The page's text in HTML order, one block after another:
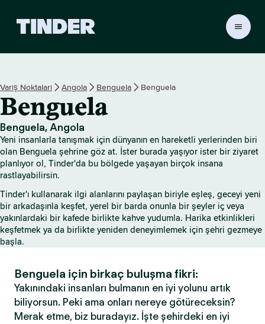
r
A
n
S
a
y
Varış Noktaları Angola Benguela Benguela
Benguela
Benguela, Angola
Yeni insanlarla tanışmak için dünyanın en hareketli yerlerinden biri
olan Benguela şehrine göz at. İster burada yaşıyor ister bir ziyaret
planlıyor ol, Tinder'da bu bölgede yaşayan birçok insana
rastlayabilirsin.
Tinder'ı kullanarak ilgi alanlarını paylaşan biriyle eşleş, geceyi yeni
bir arkadaşınla keşfet, yerel bir barda onunla bir şeyler iç veya
yakınlardaki bir kafede birlikte kahve yudumla. Harika etkinlikleri
keşfetmek ya da birlikte yeniden deneyimlemek için şehri gezmeye
başla.
Benguela için birkaç buluşma fikri:
Yakınındaki insanları bulmanın en iyi yolunu artık
biliyorsun. Peki ama onları nereye götüreceksin?
Merak etme, biz buradayız. İşte şehirdeki en iyi